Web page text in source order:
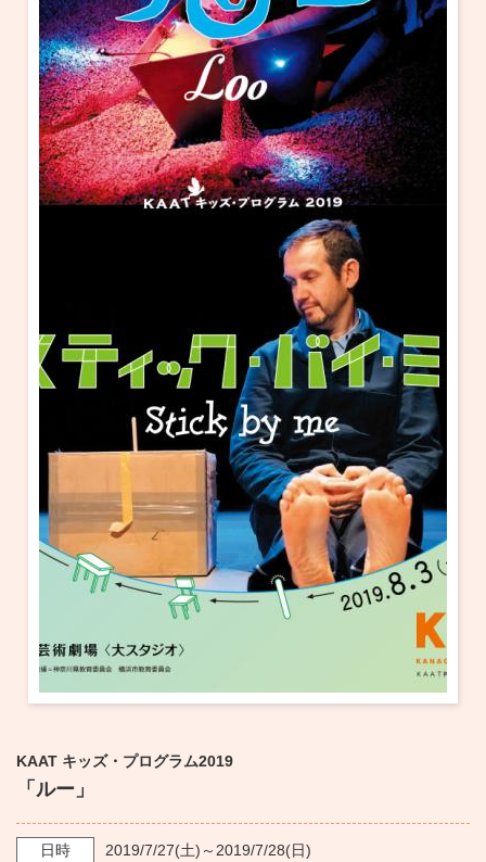
・ イベントカレンダー
・ 館内サービス・アクセシビリティ
・ フロアマップ
・ レストラン/カフェ
・ 交通案内
施設を借りる
KAATについて
・ フロアマップ
・ レストラン/カフェ
KAAT キッズ・プログラム2019
「ルー」
日時 2019/7/27(土)～ 2019/7/28(日)